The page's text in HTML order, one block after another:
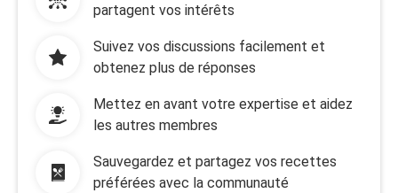
partagent vos intérêts
Suivez vos discussions facilement et
obtenez plus de réponses
Mettez en avant votre expertise et aidez
les autres membres
Sauvegardez et partagez vos recettes
préférées avec la communauté